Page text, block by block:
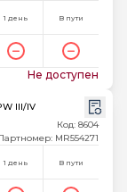
1 день В пути
Не доступен
III/IV
Код: 8604
MR554271
1 день В пути